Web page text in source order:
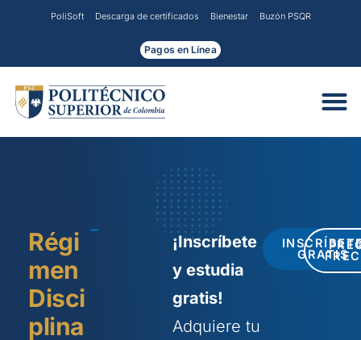
PoliSoft Descarga de certificados Bienestar Buzón PSQR
Pagos en Línea
Régi
men
Disci
plina
¡Inscríbete
y estudia
gratis!
Adquiere tu
GRATIS